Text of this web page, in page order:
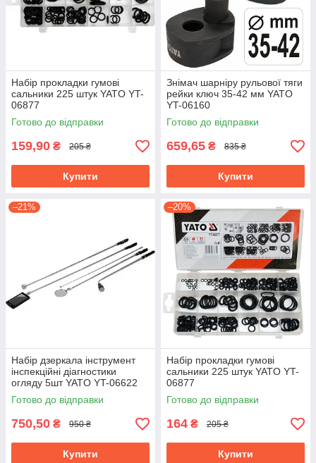
Набір прокладки гумові
сальники 225 штук YATO YT-
06877
Готово до відправки
159,90 ₴ 205 ₴
Купити
Знімач шарніру рульової тяги
рейки ключ 35-42 мм YATO
YT-06160
Готово до відправки
659,65 ₴ 835 ₴
Купити
–21%
Набір дзеркала інструмент
інспекційні діагностики
огляду 5шт YATO YT-06622
Готово до відправки
750,50 ₴ 950 ₴
Купити
–20%
Набір прокладки гумові
сальники 225 штук YATO YT-
06877
Готово до відправки
164 ₴ 205 ₴
Купити